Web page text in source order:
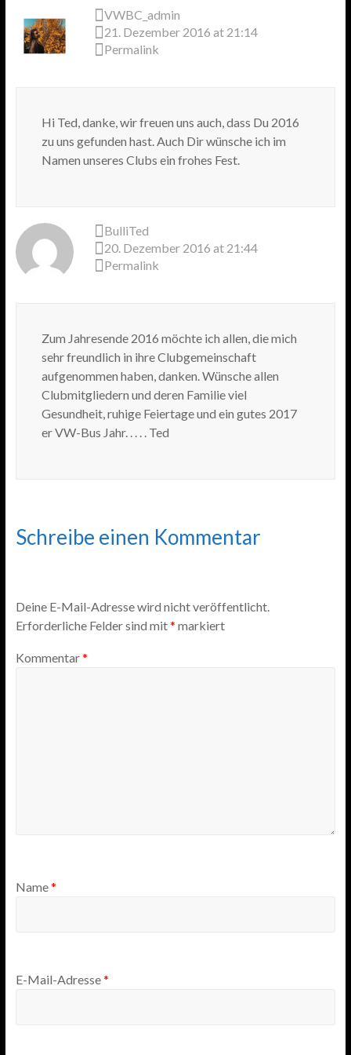
VWBC_admin
21. Dezember 2016 at 21:14
Permalink
Hi Ted, danke, wir freuen uns auch, dass Du 2016
zu uns gefunden hast. Auch Dir wünsche ich im
Namen unseres Clubs ein frohes Fest.
BulliTed
20. Dezember 2016 at 21:44
Permalink
Zum Jahresende 2016 möchte ich allen, die mich
sehr freundlich in ihre Clubgemeinschaft
aufgenommen haben, danken. Wünsche allen
Clubmitgliedern und deren Familie viel
Gesundheit, ruhige Feiertage und ein gutes 2017
er VW-Bus Jahr. . . . . Ted
Schreibe einen Kommentar
Deine E-Mail-Adresse wird nicht veröffentlicht.
Erforderliche Felder sind mit* markiert
Kommentar*
Name*
E-Mail-Adresse*